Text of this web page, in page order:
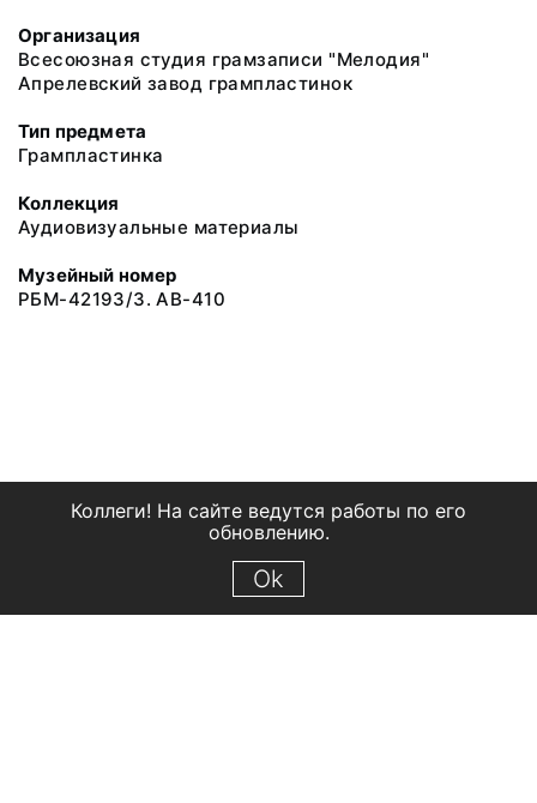
Организация
Всесоюзная студия грамзаписи "Мелодия"
Апрелевский завод грампластинок
Тип предмета
Грампластинка
Коллекция
Аудиовизуальные материалы
Музейный номер
РБМ-42193/3. АВ-410
Коллеги! На сайте ведутся работы по его
обновлению.
Ok